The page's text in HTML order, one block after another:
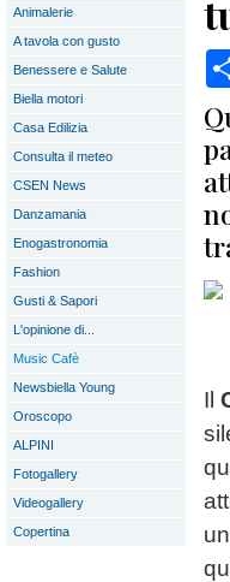
Animalerie
A tavola con gusto
Benessere e Salute
Biella motori
Casa Edilizia
Consulta il meteo
CSEN News
Danzamania
Enogastronomia
Fashion
Gusti & Sapori
L'opinione di...
Music Cafè
Newsbiella Young
Oroscopo
ALPINI
Fotogallery
Videogallery
Copertina
Il